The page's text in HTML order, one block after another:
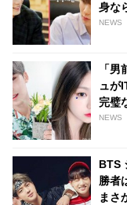
身な
とは？
NEWS
「
ュが
完璧
アル
NEWS
BTS
勝者
まさ